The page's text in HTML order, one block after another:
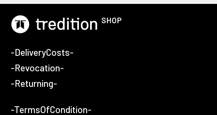
-DeliveryCosts-
-Revocation-
-Returning-
-TermsOfCondition-